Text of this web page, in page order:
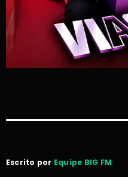
Escrito por Equipe BIG FM